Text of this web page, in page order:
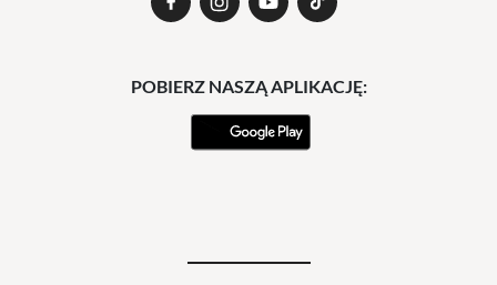
POBIERZ NASZĄ APLIKACJĘ: